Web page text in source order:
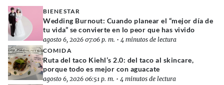
BIENESTAR
Wedding Burnout: Cuando planear el “mejor día de
tu vida” se convierte en lo peor que has vivido
agosto 6, 2026 07:06 p. m. • 4 minutos de lectura
COMIDA
Ruta del taco Kiehl’s 2.0: del taco al skincare,
porque todo es mejor con aguacate
agosto 6, 2026 06:51 p. m. • 4 minutos de lectura